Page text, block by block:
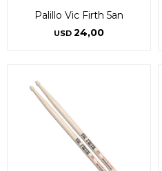
Palillo Vic Firth 5an
USD 24,00